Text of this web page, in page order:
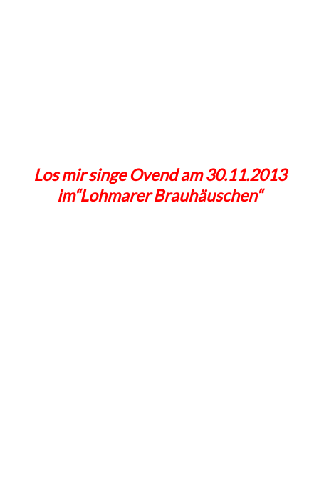
Los mir singe Ovend am 30.11.2013
im“Lohmarer Brauhäuschen“